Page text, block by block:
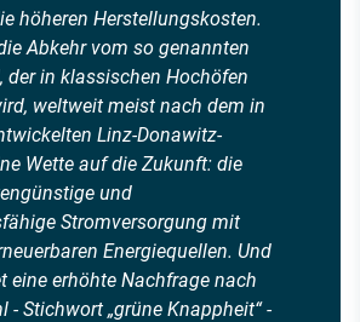
höheren Herstellungskosten.
Abkehr vom so genannten
der in klassischen Hochöfen
weltweit meist nach dem in
Linz-Donawitz-
Wette auf die Zukunft: die
und
Stromversorgung mit
Energiequellen. Und
eine erhöhte Nachfrage nach
- Stichwort „grüne Knappheit“ -